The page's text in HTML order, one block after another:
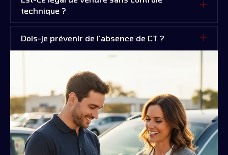
technique ?
Dois-je prévenir de l'absence de CT ?